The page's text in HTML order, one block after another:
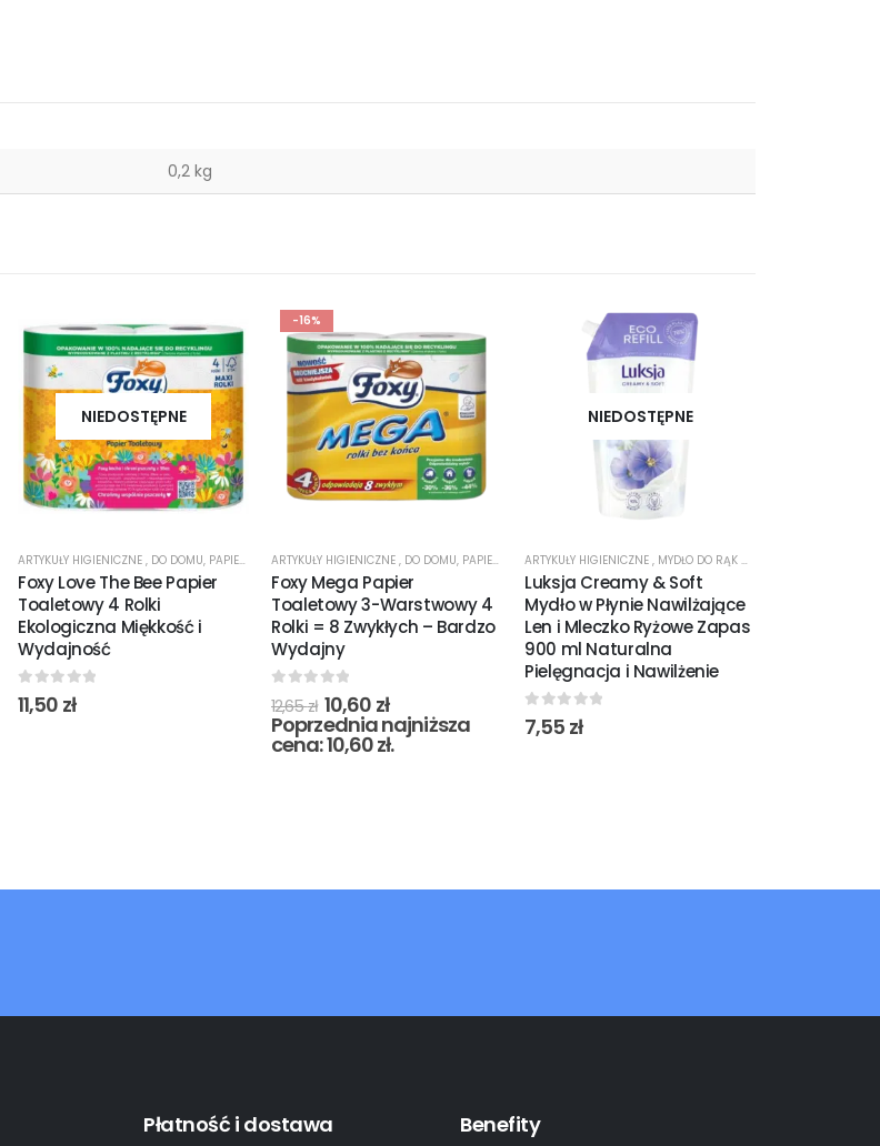
0,2 kg
NIEDOSTĘPNE
ARTYKUŁY HIGIENICZNE , DO DOMU, PAPIER TOALETOWY
Foxy Love The Bee Papier
Toaletowy 4 Rolki
Ekologiczna Miękkość i
Wydajność
0out of 5
11,50 zł
-16%
ARTYKUŁY HIGIENICZNE , DO DOMU, PAPIER TOALETOWY ,PROMOCJE
Foxy Mega Papier
Toaletowy 3-Warstwowy 4
Rolki = 8 Zwykłych – Bardzo
Wydajny
out of 5
12,65zł 10,60 zł
Poprzednia najniższa
cena:10,60zł.
NIEDOSTĘPNE
ARTYKUŁY HIGIENICZNE , MYDŁO DO RĄK W PŁYNIE
Luksja Creamy & Soft
Mydło w Płynie Nawilżające
Len i Mleczko Ryżowe Zapas
900 ml Naturalna
Pielęgnacja i Nawilżenie
0out of 5
7,55 zł
Płatność i dostawa Benefity